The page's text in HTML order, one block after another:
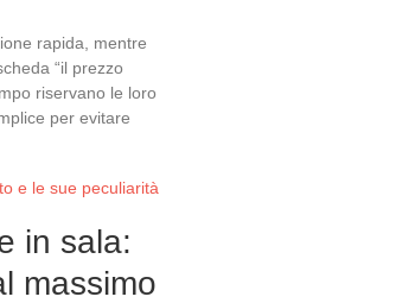
rapida, mentre
“il prezzo
riservano le loro
per evitare
e le sue peculiarità
in sala:
massimo